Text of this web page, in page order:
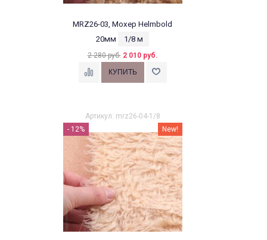
MRZ26-03, Мохер Helmbold
20мм
1/8 м
2 280 руб. 2 010 руб.
Артикул: mrz26-04-1/8
- 12%
New!